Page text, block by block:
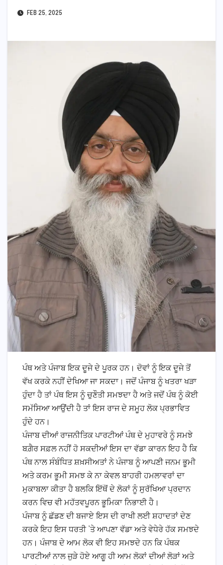
FEB 25, 2025
ਪੰਥ ਅਤੇ ਪੰਜਾਬ ਇਕ ਦੂਜੇ ਦੇ ਪੂਰਕ ਹਨ। ਦੋਵਾਂ ਨੂੰ ਇਕ ਦੂਜੇ ਤੋਂ
ਵੱਖ ਕਰਕੇ ਨਹੀਂ ਦੇਖਿਆ ਜਾ ਸਕਦਾ। ਜਦੋਂ ਪੰਜਾਬ ਨੂੰ ਖਤਰਾ ਖੜਾ
ਹੁੰਦਾ ਹੈ ਤਾਂ ਪੰਥ ਇਸ ਨੂੰ ਚੁਣੌਤੀ ਸਮਝਦਾ ਹੈ ਅਤੇ ਜਦੋਂ ਪੰਥ ਨੂੰ ਕੋਈ
ਸਮੱਸਿਆ ਆਉਂਦੀ ਹੈ ਤਾਂ ਇਸ ਰਾਜ ਦੇ ਸਮੂਹ ਲੋਕ ਪ੍ਰਭਾਵਿਤ
ਹੁੰਦੇ ਹਨ।
ਪੰਜਾਬ ਦੀਆਂ ਰਾਜਨੀਤਿਕ ਪਾਰਟੀਆਂ ਪੰਥ ਦੇ ਮੁਹਾਵਰੇ ਨੂੰ ਸਮਝੇ
ਬਗ਼ੈਰ ਸਫ਼ਲ ਨਹੀਂ ਹੋ ਸਕਦੀਆਂ ਇਸ ਦਾ ਵੱਡਾ ਕਾਰਨ ਇਹ ਹੈ ਕਿ
ਪੰਥ ਨਾਲ ਸੰਬੰਧਿਤ ਸ਼ਖ਼ਸੀਅਤਾਂ ਨੇ ਪੰਜਾਬ ਨੂੰ ਆਪਣੀ ਜਨਮ ਭੂਮੀ
ਅਤੇ ਕਰਮ ਭੂਮੀ ਸਮਝ ਕੇ ਨਾ ਕੇਵਲ ਬਾਹਰੀ ਹਮਲਾਵਰਾਂ ਦਾ
ਮੁਕਾਬਲਾ ਕੀਤਾ ਹੈ ਬਲਕਿ ਇੱਥੋਂ ਦੇ ਲੋਕਾਂ ਨੂੰ ਸੁਰੱਖਿਆ ਪ੍ਰਦਾਨ
ਕਰਨ ਵਿਚ ਵੀ ਮਹੱਤਵਪੂਰਨ ਭੂਮਿਕਾ ਨਿਭਾਈ ਹੈ।
ਪੰਜਾਬ ਨੂੰ ਛੱਡਣ ਦੀ ਬਜਾਏ ਇਸ ਦੀ ਰਾਖੀ ਲਈ ਸ਼ਹਾਦਤਾਂ ਦੇਣ
ਕਰਕੇ ਇਹ ਇਸ ਧਰਤੀ ’ਤੇ ਆਪਣਾ ਵੱਡਾ ਅਤੇ ਵੇਧੇਰੇ ਹੱਕ ਸਮਝਦੇ
ਹਨ। ਪੰਜਾਬ ਦੇ ਆਮ ਲੋਕ ਵੀ ਇਹ ਸਮਝਦੇ ਹਨ ਕਿ ਪੰਥਕ
ਪਾਰਟੀਆਂ ਨਾਲ ਜੁੜੇ ਹੋਏ ਆਗੂ ਹੀ ਆਮ ਲੋਕਾਂ ਦੀਆਂ ਲੋੜਾਂ ਅਤੇ